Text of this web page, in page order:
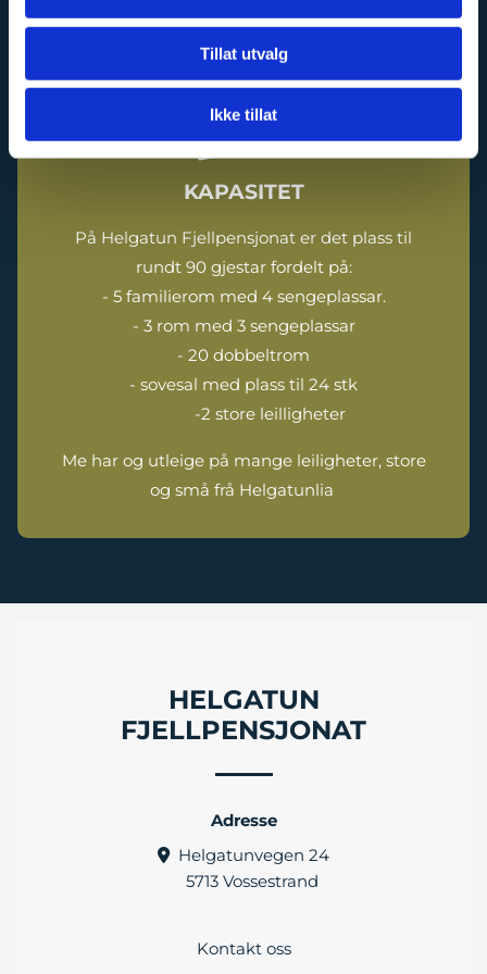
Tillat utvalg
Ikke tillat
KAPASITET
På Helgatun Fjellpensjonat er det plass til
rundt 90 gjestar fordelt på:
- 5 familierom med 4 sengeplassar.
- 3 rom med 3 sengeplassar
- 20 dobbeltrom
- sovesal med plass til 24 stk
-2 store leilligheter
Me har og utleige på mange leiligheter, store
og små frå Helgatunlia
HELGATUN
FJELLPENSJONAT
Adresse
Helgatunvegen 24
5713 Vossestrand
Kontaktoss